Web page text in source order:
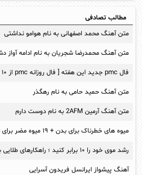
مطالب تصادفی
متن آهنگ محمد اصفهانی به نام هوامو نداشتی
متن آهنگ محمدرضا شجریان به نام ادامه آواز
فال pmc جدید این هفته [ فال روزانه pmc از ۱۰ خرداد تا ۱۶ خرداد ]
متن آهنگ حمید حامی به نام رهگذر
متن آهنگ آرمین 2AFM به نام دوست دارم
میوه های خطرناک برای بدن + ۱۹ میوه مضر برای سلامتی
رشد موی خود را ۱۰ برابر کنید ؛ راهکارهای طلایی برای سلامت مو سر
آهنگ پیشواز ایرانسل فریدون آسرایی